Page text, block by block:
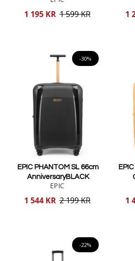
Reducerat
1 195 KR 1 599 KR 1
-30%
EPIC PHANTOM SL 66cm
AnniversaryBLACK
EPIC
Reducerat
1 544 KR 2 199 KR 1
-22%